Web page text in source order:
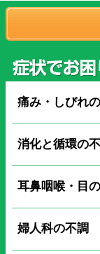
痛み・しびれ
消化と循環の
耳鼻咽喉・目
婦人科の不調